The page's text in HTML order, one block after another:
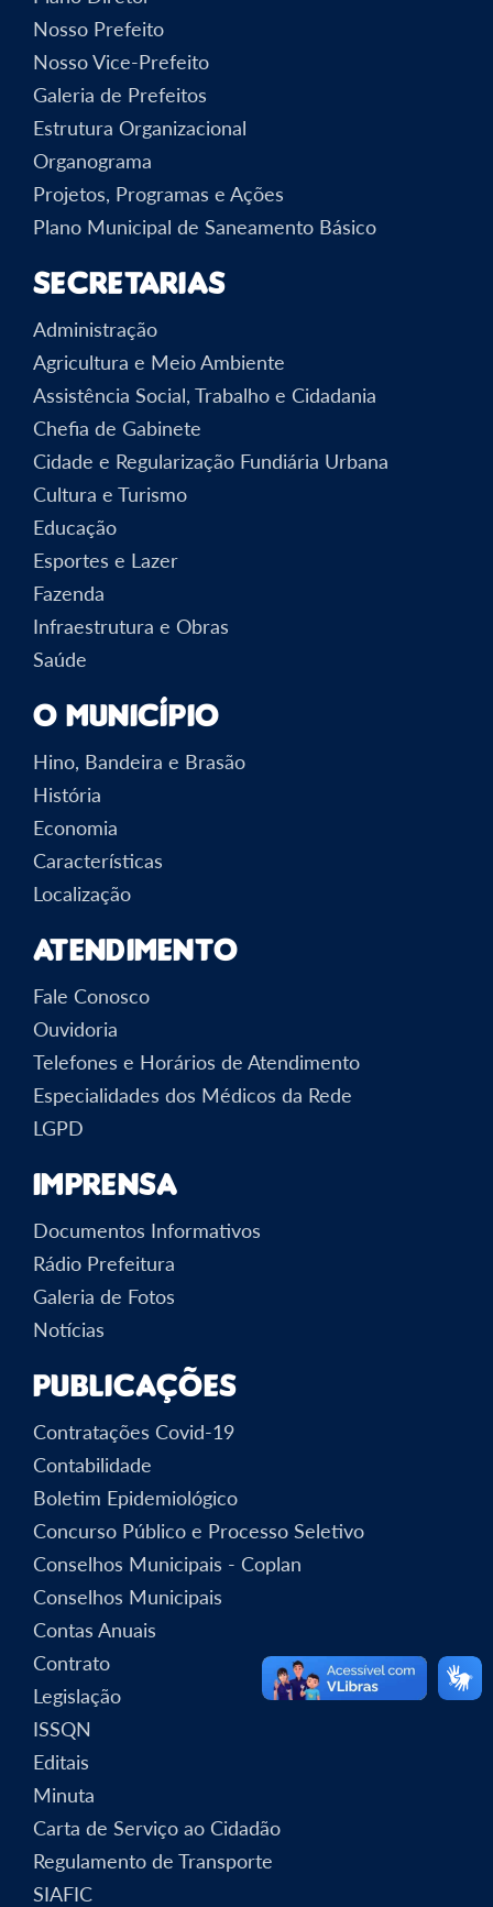
Nosso Prefeito
Nosso Vice-Prefeito
Galeria de Prefeitos
Estrutura Organizacional
Organograma
Projetos, Programas e Ações
Plano Municipal de Saneamento Básico
Secretarias
Administração
Agricultura e Meio Ambiente
Assistência Social, Trabalho e Cidadania
Chefia de Gabinete
Cidade e Regularização Fundiária Urbana
Cultura e Turismo
Educação
Esportes e Lazer
Fazenda
Infraestrutura e Obras
Saúde
O Município
Hino, Bandeira e Brasão
História
Economia
Características
Localização
Atendimento
Fale Conosco
Ouvidoria
Telefones e Horários de Atendimento
Especialidades dos Médicos da Rede
LGPD
Imprensa
Documentos Informativos
Rádio Prefeitura
Galeria de Fotos
Notícias
Publicações
Contratações Covid-19
Contabilidade
Boletim Epidemiológico
Concurso Público e Processo Seletivo
Conselhos Municipais - Coplan
Conselhos Municipais
Contas Anuais
Contrato
Legislação
ISSQN
Editais
Minuta
Carta de Serviço ao Cidadão
Regulamento de Transporte
SIAFIC